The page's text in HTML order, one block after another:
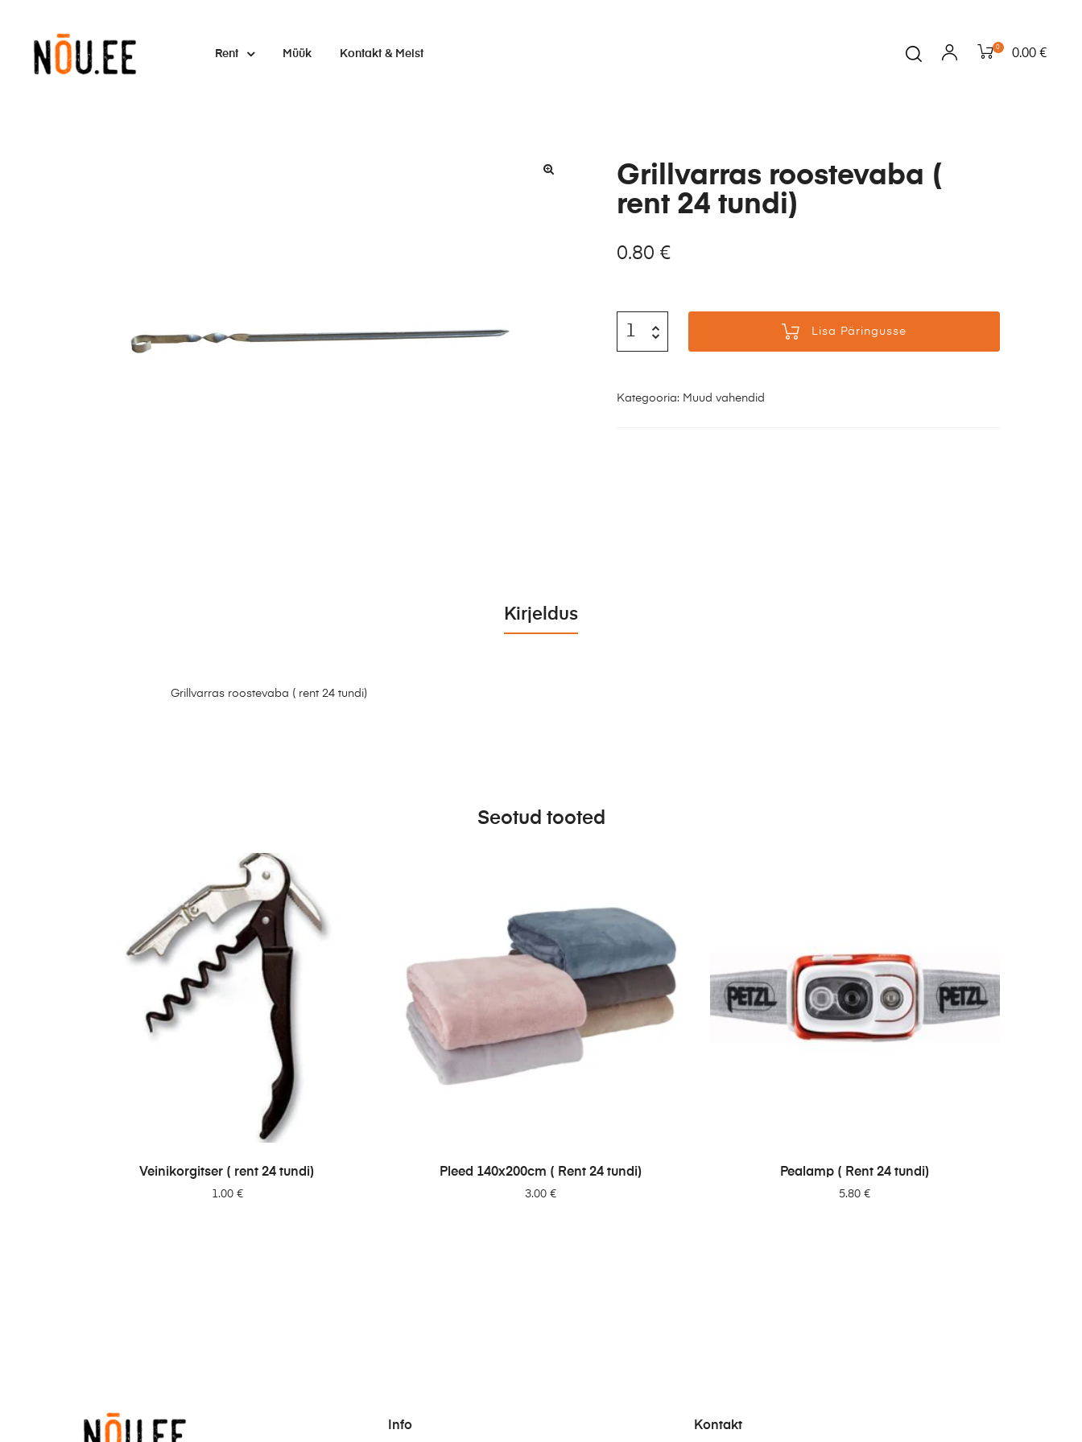
Rent Müük Kontakt & Meist
0 0.00 €
Grillvarras roostevaba (
rent 24 tundi)
0.80 €
Lisa Päringusse
Kategooria: Muud vahendid
Kirjeldus
Grillvarras roostevaba ( rent 24 tundi)
Seotud tooted
LISA PÄRINGUSSE
Veinikorgitser ( rent 24 tundi)
1.00 €
LISA PÄRINGUSSE
Pleed 140x200cm ( Rent 24 tundi)
3.00€
LISA PÄRINGUSSE
Pealamp ( Rent 24 tundi)
5.80€
Info Kontakt